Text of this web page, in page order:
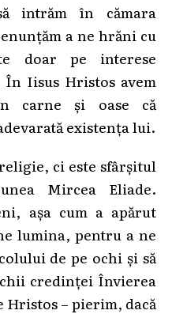
intrăm în cămara
a ne hrăni cu
doar pe interese
Iisus Hristos avem
carne și oase că
existența lui.
ci este sfârșitul
Mircea Eliade.
așa cum a apărut
lumina, pentru a ne
de pe ochi și să
credinței Învierea
Hristos – pierim, dacă